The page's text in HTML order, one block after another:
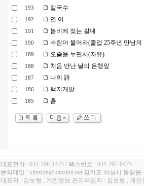
193 칼국수
192 연 어
191 봄비에 젖는 갈대
190 바람아 불어라(졸업 25주년 만남
189 오줌을 누면서(자유)
188 처음 만난 날의 은행잎
187 나의 詩
186 택지개발
185 홈
대표전화 : 031-298-1475 / 팩스번호 : 031-297-0475
문의메일 : kimskin@kimskin.net 경기도 화성시 봉담
대표자 : 김보형 , 개인정보 관리책임자 : 김보형 , 개